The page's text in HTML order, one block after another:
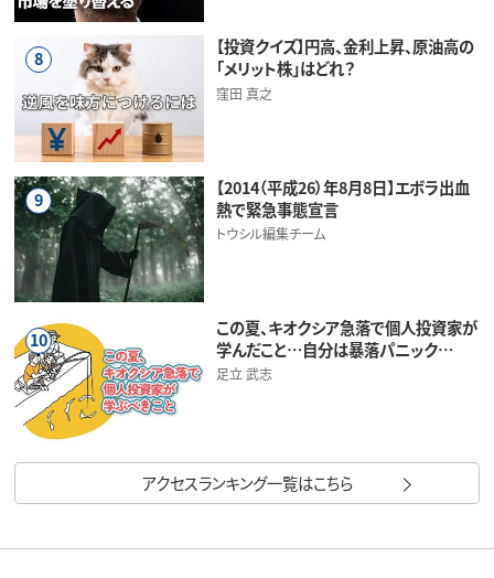
8
【投資クイズ】円高、金利上昇、原油高の
「メリット株」はどれ？
窪田 真之
9
【2014（平成26）年8月8日】エボラ出血
熱で緊急事態宣言
トウシル編集チーム
10
この夏、キオクシア急落で個人投資家が
学んだこと…自分は暴落パニック…
足立 武志
アクセスランキング一覧はこちら